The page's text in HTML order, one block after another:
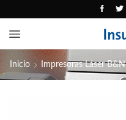
Inicio Impresoras Láser B&N